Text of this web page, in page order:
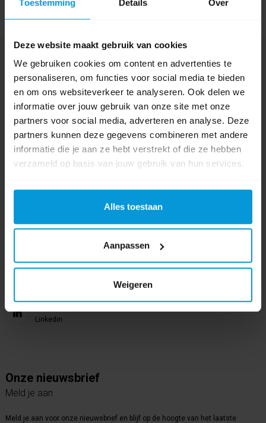
Toestemming Details Over
Deze website maakt gebruik van cookies
We gebruiken cookies om content en advertenties te
personaliseren, om functies voor social media te bieden
en om ons websiteverkeer te analyseren. Ook delen we
informatie over jouw gebruik van onze site met onze
partners voor social media, adverteren en analyse. Deze
partners kunnen deze gegevens combineren met andere
informatie die je aan ze hebt verstrekt of die ze hebben
verzameld op basis van jouw gebruik van hun services.
Alles toestaan
Aanpassen
Weigeren
Nog vragen?
Onze product specialisten staan voor je klaar!
024 372 72 92
E-mail
info@avodesch.nl
Avodesch B.V.
Linkedin
Onze nieuwsbrief
Meld je aan
Meld je aan voor onze nieuwsbrief en blijf op de hoogte van het laatste